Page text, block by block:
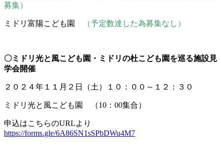
募集）
ミドリ富陽こども園 （予定数達した為募集なし）
〇ミドリ光と風こども園・ミドリの杜こども園を巡る施設見
学会開催
２０２４年１１月２日（土）１０：００～１２：３０
ミドリ光と風こども園 （10：00集合）
申込はこちらのURLより
https://forms.gle/6A86SN1sSPbDWu4M7